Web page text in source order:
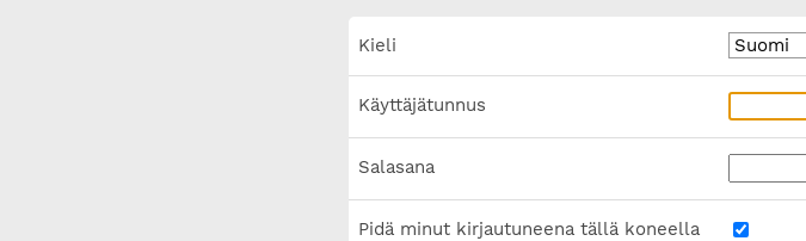
Kieli
Käyttäjätunnus
Salasana
Pidä minut kirjautuneena tällä koneella